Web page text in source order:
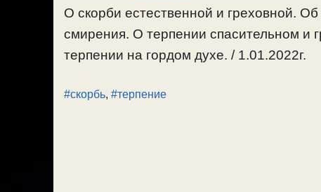
О скорби естественной и греховной.
смирения. О терпении спасительном и
терпении на гордом духе. / 1.01.2022г.
#скорбь, #терпение